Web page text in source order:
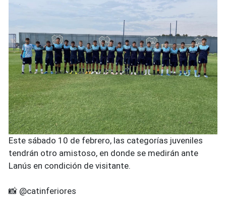
Este sábado 10 de febrero, las categorías juveniles
tendrán otro amistoso, en donde se medirán ante
Lanús en condición de visitante.
📸 @catinferiores